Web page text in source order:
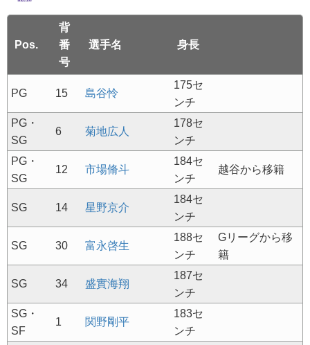
Pos.
背
番
号
選手名 身長
PG 15 島谷怜
175セ
ンチ
PG・
SG
6 菊地広人
178セ
ンチ
PG・
SG
12 市場脩斗
184セ
ンチ
越谷から移籍
SG 14 星野京介
184セ
ンチ
SG 30 富永啓生
188セ
ンチ
Gリーグから移
籍
SG 34 盛實海翔
187セ
ンチ
SG・
SF
1 関野剛平
183セ
ンチ